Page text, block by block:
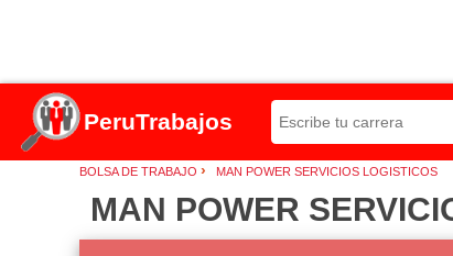
PeruTrabajos
BOLSA DE TRABAJO › MAN POWER SERVICIOS LOGISTICOS
MAN POWER